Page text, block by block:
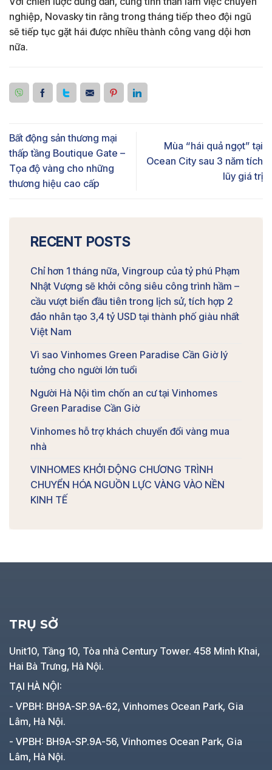
nghiệp, Novasky tin rằng trong tháng tiếp theo đội ngũ
sẽ tiếp tục gặt hái được nhiều thành công vang dội hơn
nữa.
Bất động sản thương mại
thấp tầng Boutique Gate –
Tọa độ vàng cho những
thương hiệu cao cấp
Mùa “hái quả ngọt” tại
Ocean City sau 3 năm tích
lũy giá trị
RECENT POSTS
Chỉ hơn 1 tháng nữa, Vingroup của tỷ phú Phạm
Nhật Vượng sẽ khởi công siêu công trình hầm –
cầu vượt biển đầu tiên trong lịch sử, tích hợp 2
đảo nhân tạo 3,4 tỷ USD tại thành phố giàu nhất
Việt Nam
Vì sao Vinhomes Green Paradise Cần Giờ lý
tưởng cho người lớn tuổi
Người Hà Nội tìm chốn an cư tại Vinhomes
Green Paradise Cần Giờ
Vinhomes hỗ trợ khách chuyển đổi vàng mua
nhà
VINHOMES KHỞI ĐỘNG CHƯƠNG TRÌNH
CHUYỂN HÓA NGUỒN LỰC VÀNG VÀO NỀN
KINH TẾ
TRỤ SỞ
Unit10, Tầng 10, Tòa nhà Century Tower. 458 Minh Khai,
Hai Bà Trưng, Hà Nội.
TẠI HÀ NỘI:
- VPBH: BH9A-SP.9A-62, Vinhomes Ocean Park, Gia
Lâm, Hà Nội.
- VPBH: BH9A-SP.9A-56, Vinhomes Ocean Park, Gia
Lâm, Hà Nội.